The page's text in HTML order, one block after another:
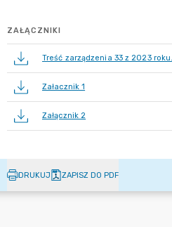
ZAŁĄCZNIKI
Treść zarządzenia 33 z 2023
Załacznik 1
Załącznik 2
DRUKUJ ZAPISZ DO PDF